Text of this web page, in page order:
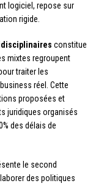
logiciel, repose sur
rigide.
constitue
mixtes regroupent
traiter les
réel. Cette
proposées et
juridiques organisés
des délais de
le second
des politiques